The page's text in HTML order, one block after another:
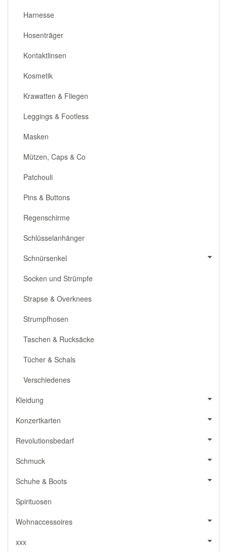
Harnesse
Hosenträger
Kontaktlinsen
Kosmetik
Krawatten & Fliegen
Leggings & Footless
Masken
Mützen, Caps & Co
Patchouli
Pins & Buttons
Regenschirme
Schlüsselanhänger
Schnürsenkel
Socken und Strümpfe
Strapse & Overknees
Strumpfhosen
Taschen & Rucksäcke
Tücher & Schals
Verschiedenes
Kleidung
Konzertkarten
Revolutionsbedarf
Schmuck
Schuhe & Boots
Spirituosen
Wohnaccessoires
xxx